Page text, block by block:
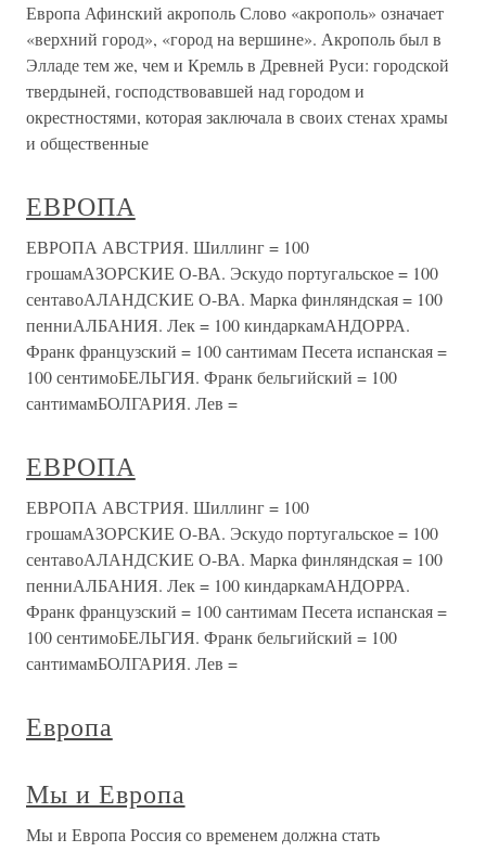
Европа Афинский акрополь Слово «акрополь» означает
«верхний город», «город на вершине». Акрополь был в
Элладе тем же, чем и Кремль в Древней Руси: городской
твердыней, господствовавшей над городом и
окрестностями, которая заключала в своих стенах храмы
и общественные
ЕВРОПА
ЕВРОПА АВСТРИЯ. Шиллинг = 100
грошамАЗОРСКИЕ О-ВА. Эскудо португальское = 100
сентавоАЛАНДСКИЕ О-ВА. Марка финляндская = 100
пенниАЛБАНИЯ. Лек = 100 киндаркамАНДОРРА.
Франк французский = 100 сантимам Песета испанская =
100 сентимоБЕЛЬГИЯ. Франк бельгийский = 100
сантимамБОЛГАРИЯ. Лев =
ЕВРОПА
ЕВРОПА АВСТРИЯ. Шиллинг = 100
грошамАЗОРСКИЕ О-ВА. Эскудо португальское = 100
сентавоАЛАНДСКИЕ О-ВА. Марка финляндская = 100
пенниАЛБАНИЯ. Лек = 100 киндаркамАНДОРРА.
Франк французский = 100 сантимам Песета испанская =
100 сентимоБЕЛЬГИЯ. Франк бельгийский = 100
сантимамБОЛГАРИЯ. Лев =
Европа
Мы и Европа
Мы и Европа Россия со временем должна стать